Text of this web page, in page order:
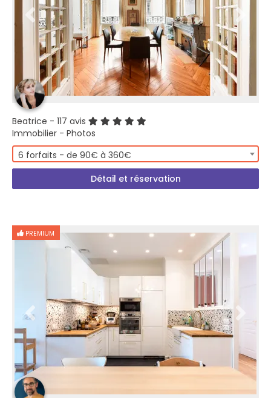
Beatrice - 117 avis
Immobilier - Photos
6 forfaits - de 90€ à 360€
Détail et réservation
PREMIUM